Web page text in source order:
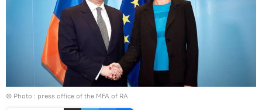
© Photo : press office of the MFA of RA